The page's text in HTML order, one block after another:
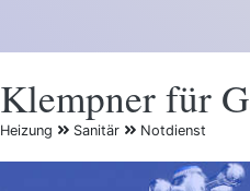
Klempner für
Heizung Sanitär Notdienst